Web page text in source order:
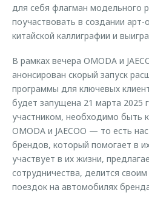
для себя флагман модельного
поучаствовать в создании арт-
китайской каллиграфии и
В рамках вечера OMODA и
анонсирован скорый запуск
программы для ключевых
будет запущена 21 марта 2025
участником, необходимо быть
OMODA и JAECOO — то есть
брендов, который помогает в
участвует в их жизни,
сотрудничества, делится
поездок на автомобилях